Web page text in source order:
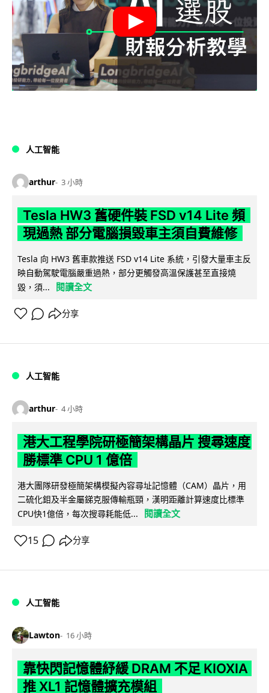
人工智能
arthur 3 小時
Tesla HW3 舊硬件裝 FSD v14 Lite 頻
現過熱 部分電腦損毀車主須自費維修
Tesla 向 HW3 舊車款推送 FSD v14 Lite 系統，引發大量車主反
映自動駕駛電腦嚴重過熱，部分更觸發高溫保護甚至直接燒
毀，須...
閱讀全文
分享
人工智能
arthur 4 小時
港大工程學院研極簡架構晶片 搜尋速度
勝標準 CPU 1 億倍
港大團隊研發極簡架構模擬內容尋址記憶體（CAM）晶片，用
二硫化鉬及半金屬銻克服傳輸瓶頸，漢明距離計算速度比標準
CPU快1億倍，每次搜尋耗能低...
閱讀全文
15 分享
人工智能
Lawton 16 小時
靠快閃記憶體紓緩 DRAM 不足 KIOXIA
推 XL1 記憶體擴充模組